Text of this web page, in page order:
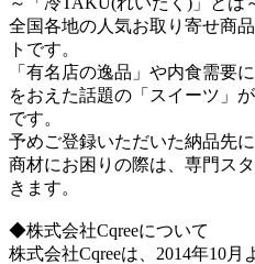
全国各地の人気お取り寄せ商
トです。
「有名店の逸品」や内食需要
をおえた話題の「スイーツ」
です。
予めご登録いただいた納品先
商材にお困りの際は、専門ス
きます。
◆株式会社Cqreeについて
株式会社Cqreeは、2014年10